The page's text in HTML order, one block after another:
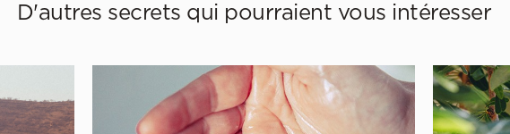
D'autres secrets qui pourraient vous intéresser